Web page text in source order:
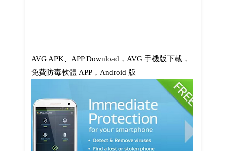
AVG APK、APP Download，AVG 手機版下載，
免費防毒軟體 APP，Android 版